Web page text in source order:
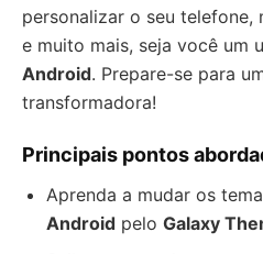
personalizar o seu telefone,
e muito mais, seja você um
Android. Prepare-se para
transformadora!
Principais pontos
Aprenda a mudar os
Android pelo Galaxy